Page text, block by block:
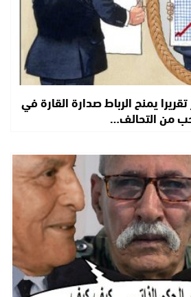
يمنح الرباط صدارة القارة في
من التحالف…